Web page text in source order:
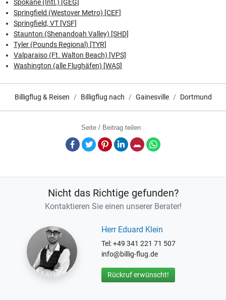
Spokane (Intl.) [GEG]
Springfield (Westover Metro) [CEF]
Springfield, VT [VSF]
Staunton (Shenandoah Valley) [SHD]
Tyler (Pounds Regional) [TYR]
Valparaiso (Ft. Walton Beach) [VPS]
Washington (alle Flughäfen) [WAS]
Billigflug & Reisen Billigflug nach Gainesville Dortmund
Seite / Beitrag teilen
Facebook
TwitterPinterestLinkedInE-Mail
Nicht das Richtige gefunden?
Kontaktieren Sie einen unserer Berater!
Herr Eduard Klein
Tel: +49 341 221 71 507
info@billig-flug.de
Rückruf erwünscht!